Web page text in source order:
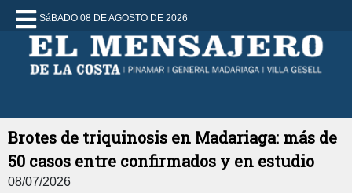
SáBADO 08 DE AGOSTO DE 2026
Brotes de triquinosis en Madariaga: más de
50 casos entre confirmados y en estudio
08/07/2026